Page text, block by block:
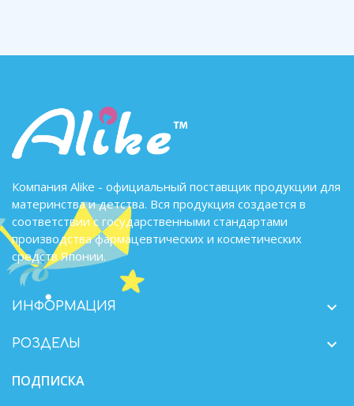
Компания Alike - официальный поставщик продукции для
материнства и детства. Вся продукция создается в
соответствии с государственными стандартами
производства фармацевтических и косметических
средств Японии.
ИНФОРМАЦИЯ 
РОЗДЕЛЫ 
ПОДПИСКА